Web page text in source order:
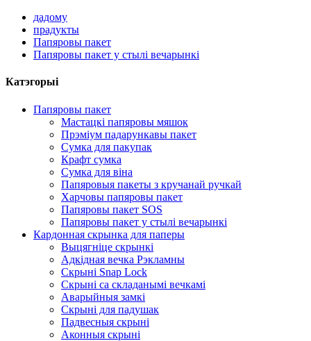
дадому
прадукты
Папяровы пакет
Папяровы пакет у стылі вечарынкі
Катэгорыі
Папяровы пакет
Мастацкі папяровы мяшок
Прэміум падарункавы пакет
Сумка для пакупак
Крафт сумка
Сумка для віна
Папяровыя пакеты з кручанай ручкай
Харчовы папяровы пакет
Папяровы пакет SOS
Папяровы пакет у стылі вечарынкі
Кардонная скрынка для паперы
Выцягніце скрынкі
Адкідная вечка Рэкламны
Скрыні Snap Lock
Скрыні са складанымі вечкамі
Аварыйныя замкі
Скрыні для падушак
Падвесныя скрыні
Аконныя скрыні